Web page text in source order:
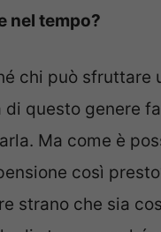
nel tempo?
chi può sfruttare
questo genere
Ma come è
così
strano che sia